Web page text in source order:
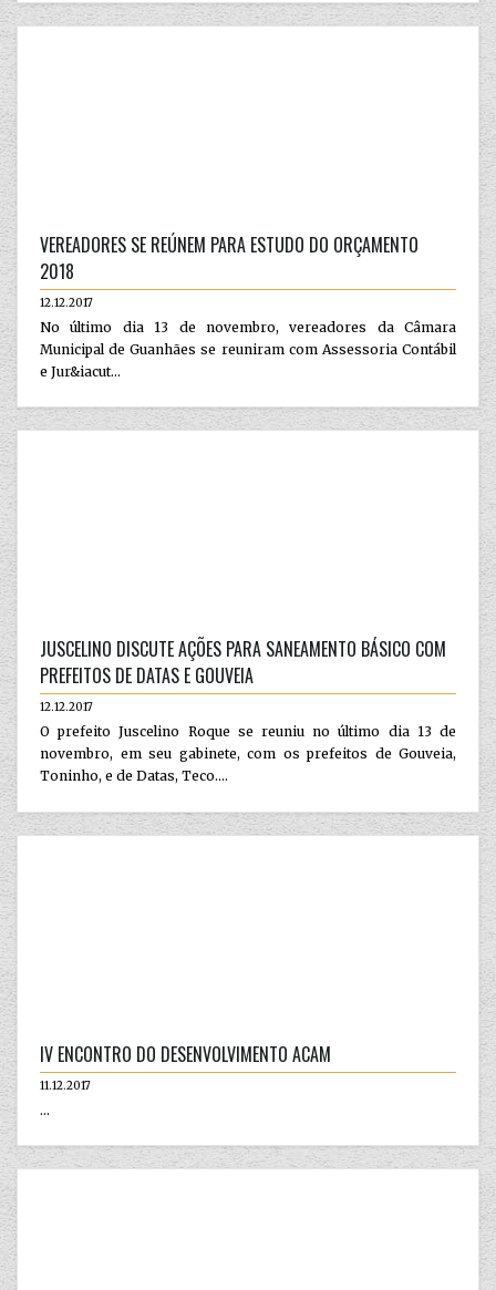
VEREADORES SE REÚNEM PARA ESTUDO DO ORÇAMENTO
2018
12.12.2017
No último dia 13 de novembro, vereadores da Câmara
Municipal de Guanhães se reuniram com Assessoria Contábil
e Jur&iacut...
JUSCELINO DISCUTE AÇÕES PARA SANEAMENTO BÁSICO COM
PREFEITOS DE DATAS E GOUVEIA
12.12.2017
O prefeito Juscelino Roque se reuniu no último dia 13 de
novembro, em seu gabinete, com os prefeitos de Gouveia,
Toninho, e de Datas, Teco....
IV ENCONTRO DO DESENVOLVIMENTO ACAM
11.12.2017
...